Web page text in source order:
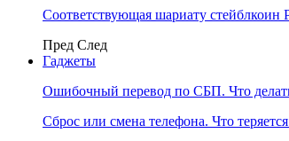
Соответствующая шариату стейблкоин
Пред След
Гаджеты
Ошибочный перевод по СБП. Что
Сброс или смена телефона. Что